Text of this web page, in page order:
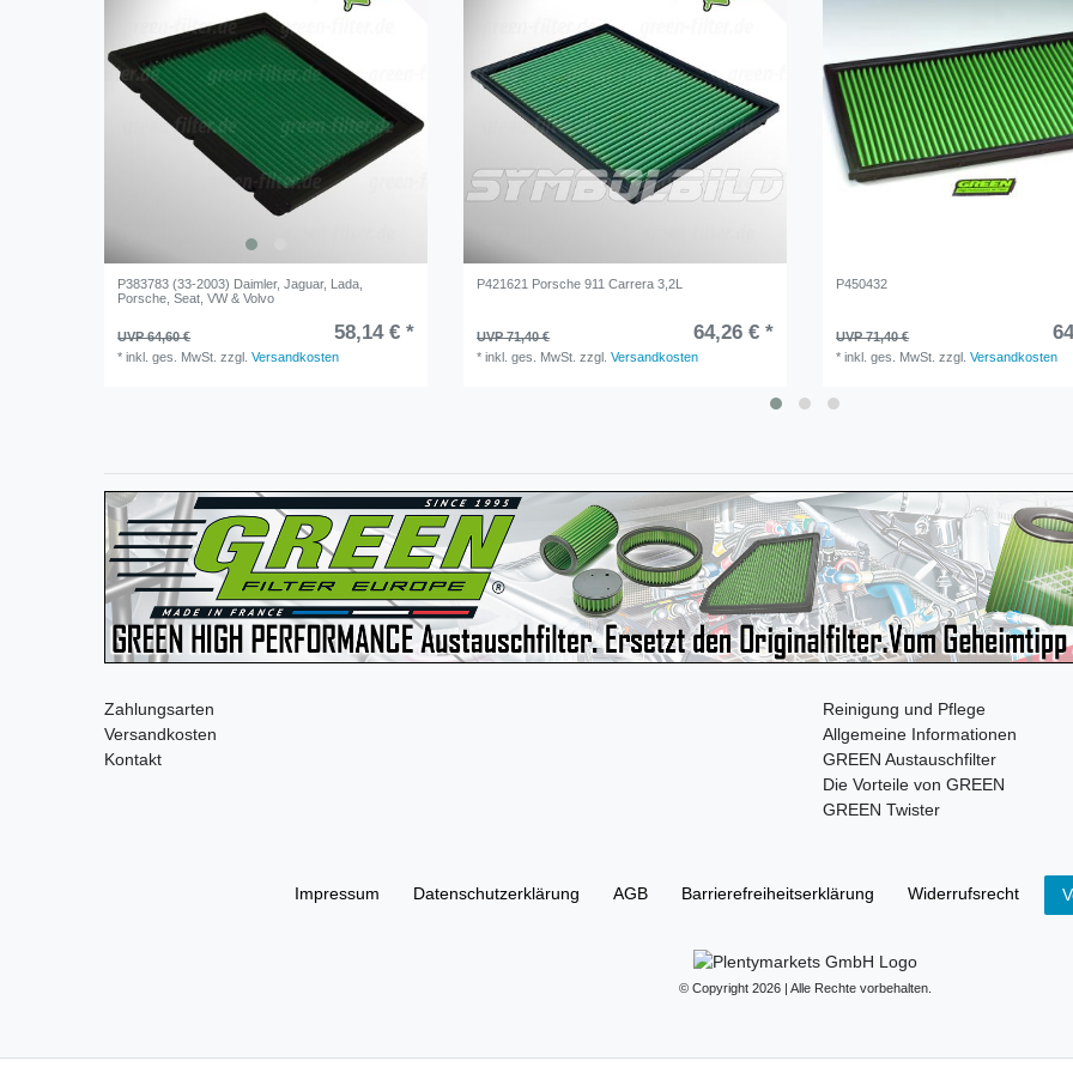
P383783 (33-2003) Daimler, Jaguar, Lada,
Porsche, Seat, VW & Volvo
UVP 64,60 € 58,14 € *
*inkl. ges. MwSt. zzgl.Versandkosten
P421621 Porsche 911 Carrera 3,2L
UVP 71,40 € 64,26 € *
*inkl. ges. MwSt. zzgl.Versandkosten
P450432
UVP 71,40 €
*inkl. ges. MwSt. zzgl.Versandkosten
Zahlungsarten
Versandkosten
Kontakt
Reinigung und Pflege
Allgemeine Informationen
GREEN Austauschfilter
Die Vorteile von GREEN
GREEN Twister
Impressum Daten­schutz­erklärung AGB Barrierefreiheitserklärung Widerrufs­recht
© Copyright 2026 | Alle Rechte vorbehalten.